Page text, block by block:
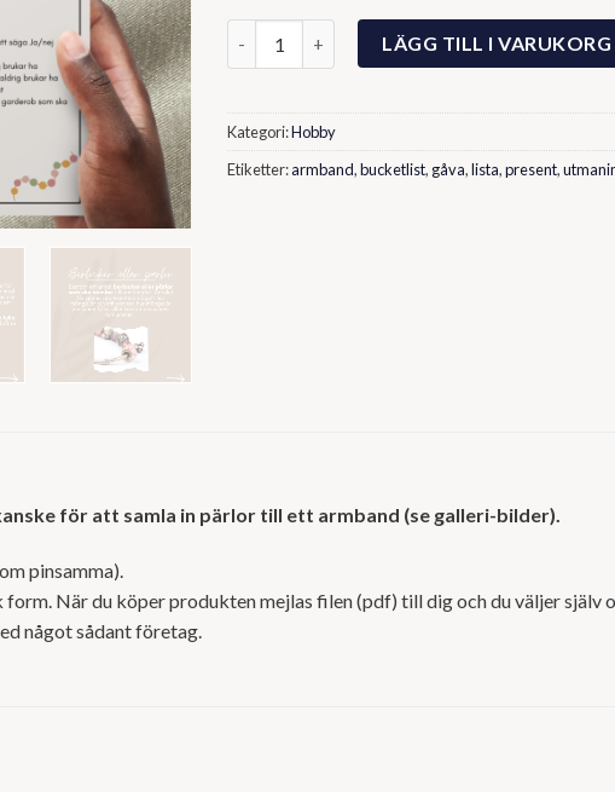
Armbands-utmaningar! (GRATIS) mängd
LÄGG TILL I VARUKORG
Kategori:Hobby
Etiketter:armband,bucketlist, gåva,lista,present,
för att samla in pärlor till ett armband (se galleri-bilder).
pinsamma).
När du köper produkten mejlas filen (pdf) till dig och du väljer själv
något sådant företag.